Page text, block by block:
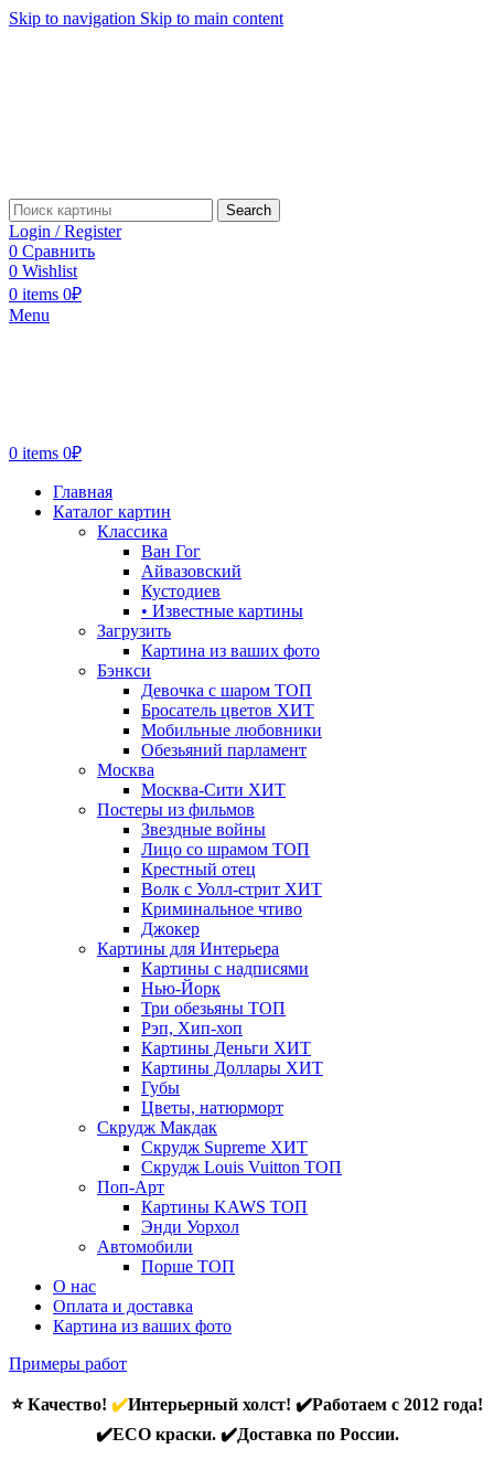
Skip to navigation Skip to main content
Search
Login / Register
0 Сравнить
0 Wishlist
0 items 0₽
Menu
0 items 0₽
Главная
Каталог картин
Классика
Ван Гог
Айвазовский
Кустодиев
• Известные картины
Загрузить
Картина из ваших фото
Бэнкси
Девочка с шаром ТОП
Бросатель цветов ХИТ
Мобильные любовники
Обезьяний парламент
Москва
Москва-Сити ХИТ
Постеры из фильмов
Звездные войны
Лицо со шрамом ТОП
Крестный отец
Волк с Уолл-стрит ХИТ
Криминальное чтиво
Джокер
Картины для Интерьера
Картины с надписями
Нью-Йорк
Три обезьяны ТОП
Рэп, Хип-хоп
Картины Деньги ХИТ
Картины Доллары ХИТ
Губы
Цветы, натюрморт
Скрудж Макдак
Скрудж Supreme ХИТ
Скрудж Louis Vuitton ТОП
Поп-Арт
Картины KAWS ТОП
Энди Уорхол
Автомобили
Порше ТОП
О нас
Оплата и доставка
Картина из ваших фото
Примеры работ
⭐ Качество! ✔️Интерьерный холст! ✔️Работаем с 2012 года!
✔️ECO краски. ✔️Доставка по России.